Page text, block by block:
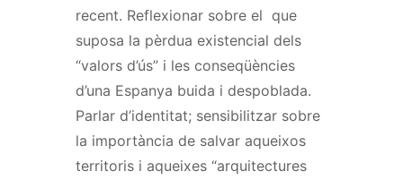
recent. Reflexionar sobre el que
suposa la pèrdua existencial dels
“valors d’ús” i les conseqüències
d’una Espanya buida i despoblada.
Parlar d’identitat; sensibilitzar sobre
la importància de salvar aqueixos
territoris i aqueixes “arquitectures